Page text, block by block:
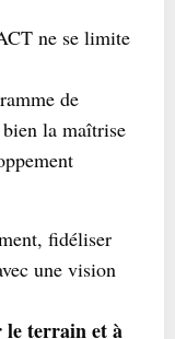
ne se limite
de
la maîtrise
fidéliser
une vision
le terrain et à